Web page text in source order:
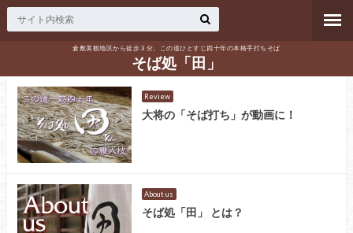
倉敷美観地区から徒歩３分。この道ひとすじ四十年の本格手打ちそば
そば処「田」
Review
大将の「そば打ち」が動画に！
About us
そば処「田」 とは？